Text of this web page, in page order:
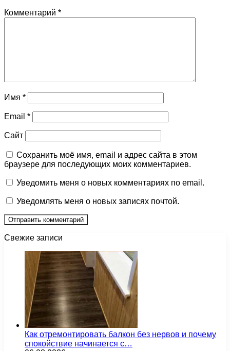
Комментарий *
Имя *
Email *
Сайт
Сохранить моё имя, email и адрес сайта в этом
браузере для последующих моих комментариев.
Уведомить меня о новых комментариях по email.
Уведомлять меня о новых записях почтой.
Свежие записи
Как отремонтировать балкон без нервов и почему
спокойствие начинается с…